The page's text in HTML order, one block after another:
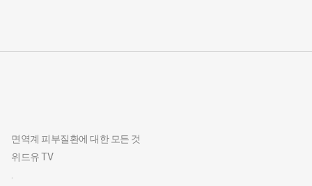
면역계 피부질환에 대한 모든 것
위드유 TV